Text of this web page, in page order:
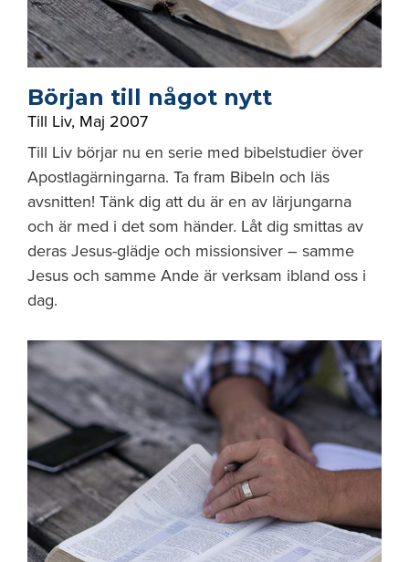
Början till något nytt
Till Liv, Maj 2007
Till Liv börjar nu en serie med bibelstudier över
Apostlagärningarna. Ta fram Bibeln och läs
avsnitten! Tänk dig att du är en av lärjungarna
och är med i det som händer. Låt dig smittas av
deras Jesus-glädje och missionsiver – samme
Jesus och samme Ande är verksam ibland oss i
dag.